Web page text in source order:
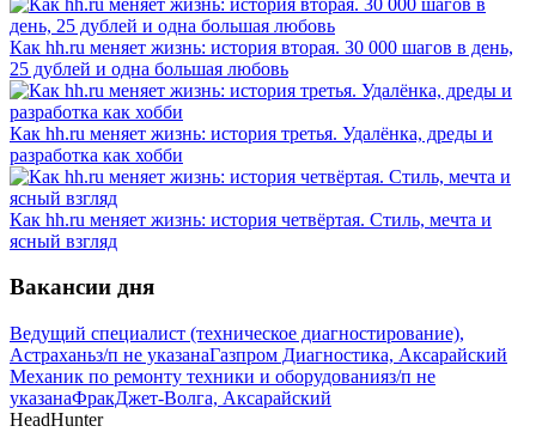
Как hh.ru меняет жизнь: история вторая. 30 000 шагов в день,
25 дублей и одна большая любовь
Как hh.ru меняет жизнь: история третья. Удалёнка, дреды и
разработка как хобби
Как hh.ru меняет жизнь: история четвёртая. Стиль, мечта и
ясный взгляд
Вакансии дня
Ведущий специалист (техническое диагностирование),
Астраханьз/п не указанаГазпром Диагностика, Аксарайский
Механик по ремонту техники и оборудованияз/п не
указанаФракДжет-Волга, Аксарайский
HeadHunter